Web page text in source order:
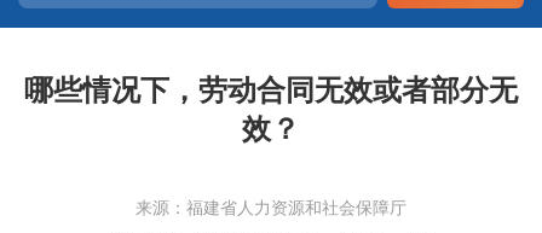
哪些情况下，劳动合同无效或者部分无
效？
来源：福建省人力资源和社会保障厅